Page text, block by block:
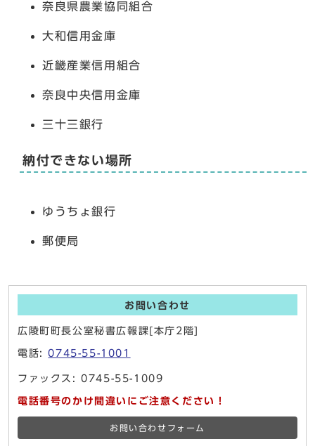
奈良県農業協同組合
大和信用金庫
近畿産業信用組合
奈良中央信用金庫
三十三銀行
納付できない場所
ゆうちょ銀行
郵便局
お問い合わせ
広陵町町長公室秘書広報課[本庁2階]
電話:0745-55-1001
ファックス: 0745-55-1009
電話番号のかけ間違いにご注意ください！
お問い合わせフォーム